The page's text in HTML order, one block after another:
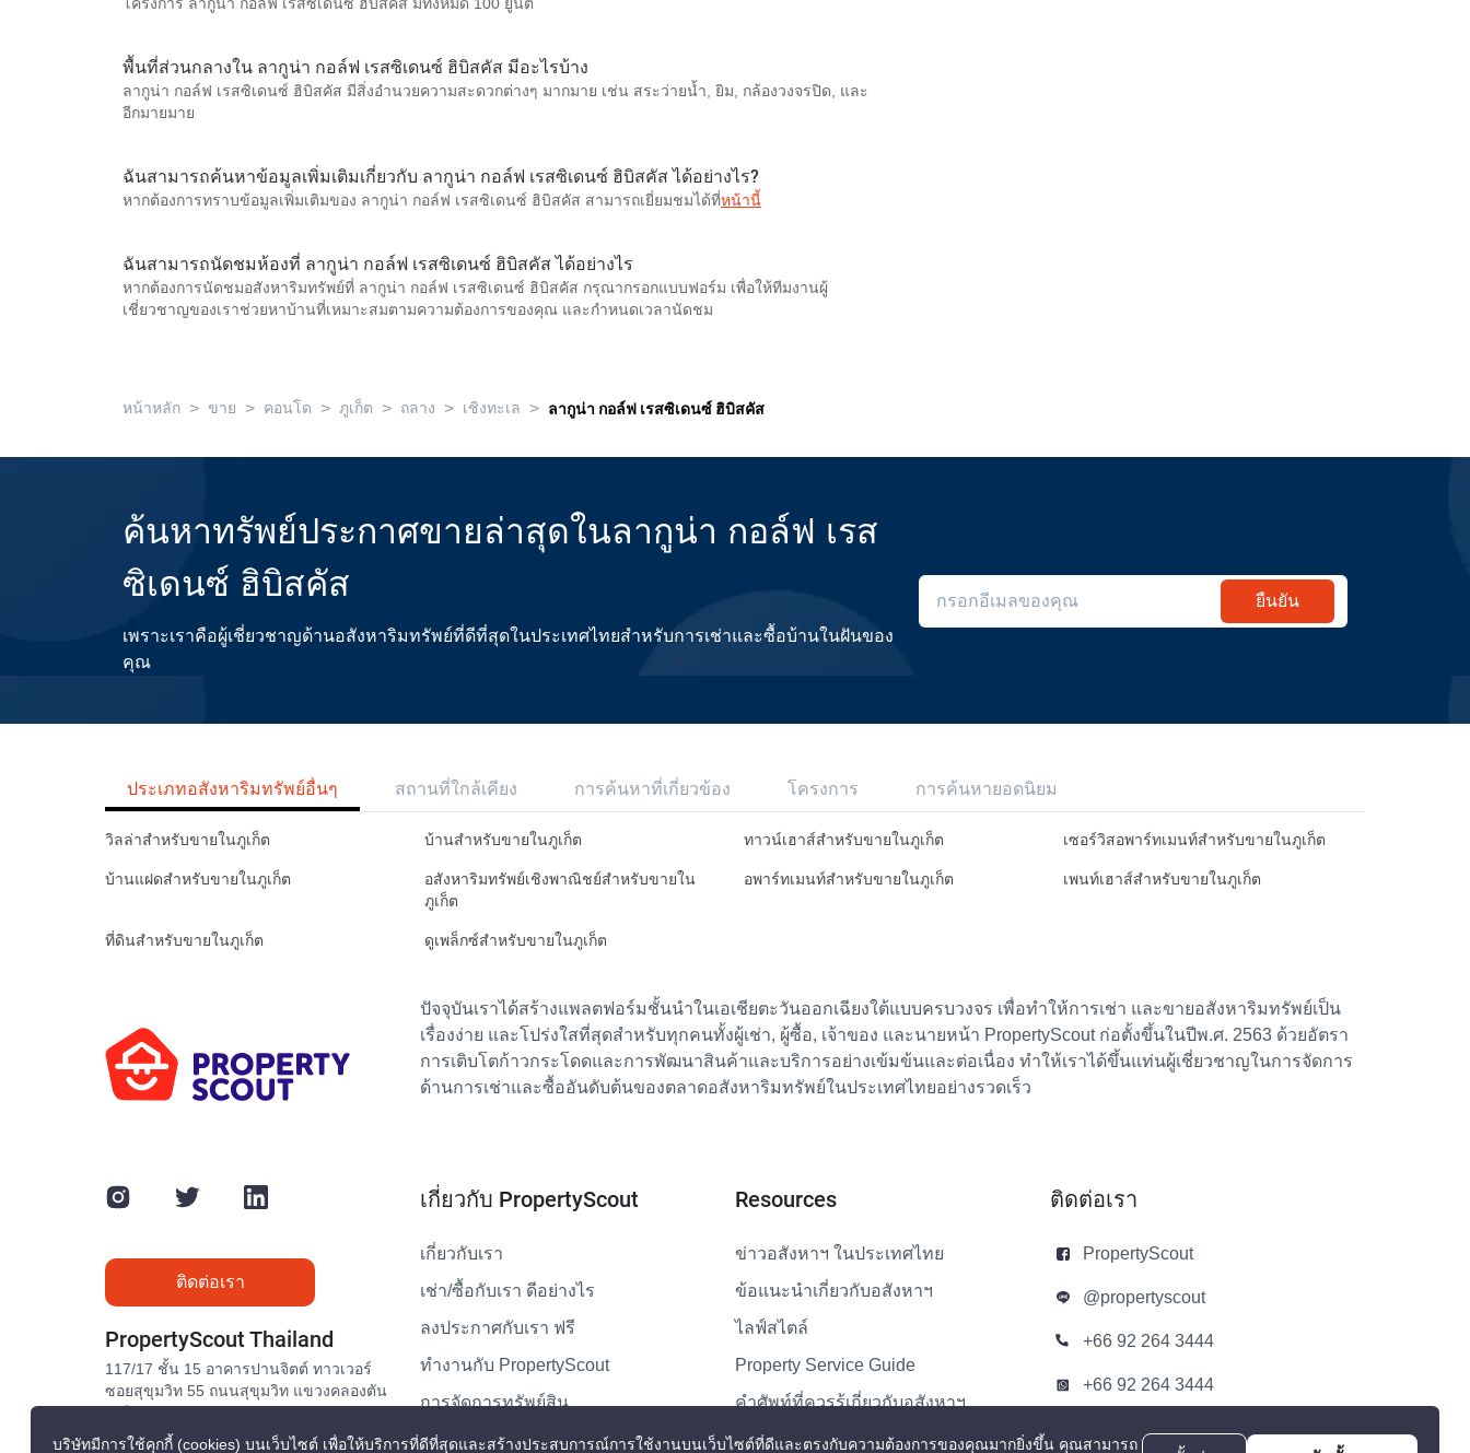
โครงการ ลากูน่า กอล์ฟ เรสซิเดนซ์ ฮิบิสคัส มีทั้งหมด 100 ยูนิต
พื้นที่ส่วนกลางใน ลากูน่า กอล์ฟ เรสซิเดนซ์ ฮิบิสคัส มีอะไรบ้าง
ลากูน่า กอล์ฟ เรสซิเดนซ์ ฮิบิสคัส มีสิ่งอำนวยความสะดวกต่างๆ มากมาย เช่น สระว่ายน้ำ, ยิม, กล้องวงจรปิด, และ
อีกมายมาย
ฉันสามารถค้นหาข้อมูลเพิ่มเติมเกี่ยวกับ ลากูน่า กอล์ฟ เรสซิเดนซ์ ฮิบิสคัส ได้อย่างไร?
หากต้องการทราบข้อมูลเพิ่มเติมของ ลากูน่า กอล์ฟ เรสซิเดนซ์ ฮิบิสคัส สามารถเยี่ยมชมได้ที่หน้านี้
ฉันสามารถนัดชมห้องที่ ลากูน่า กอล์ฟ เรสซิเดนซ์ ฮิบิสคัส ได้อย่างไร
หากต้องการนัดชมอสังหาริมทรัพย์ที่ ลากูน่า กอล์ฟ เรสซิเดนซ์ ฮิบิสคัส กรุณากรอกแบบฟอร์ม เพื่อให้ทีมงานผู้
เชี่ยวชาญของเราช่วยหาบ้านที่เหมาะสมตามความต้องการของคุณ และกำหนดเวลานัดชม
หน้าหลัก > ขาย > คอนโด > ภูเก็ต > ถลาง > เชิงทะเล > ลากูน่า กอล์ฟ เรสซิเดนซ์ ฮิบิสคัส
ค้นหาทรัพย์ประกาศขายล่าสุดในลากูน่า กอล์ฟ เรส
ซิเดนซ์ ฮิบิสคัส
เพราะเราคือผู้เชี่ยวชาญด้านอสังหาริมทรัพย์ที่ดีที่สุดในประเทศไทยสำหรับการเช่าและซื้อบ้านในฝันของ
คุณ
ยืนยัน
ประเภทอสังหาริมทรัพย์อื่นๆ สถานที่ใกล้เคียง การค้นหาที่เกี่ยวข้อง โครงการ การค้นหายอดนิยม
วิลล่าสำหรับขายในภูเก็ต บ้านสำหรับขายในภูเก็ต ทาวน์เฮาส์สำหรับขายในภูเก็ต เซอร์วิสอพาร์ทเมนท์สำหรับขายในภูเก็ต
บ้านแฝดสำหรับขายในภูเก็ต
อสังหาริมทรัพย์เชิงพาณิชย์สำหรับขายใน
ภูเก็ต
อพาร์ทเมนท์สำหรับขายในภูเก็ต เพนท์เฮาส์สำหรับขายในภูเก็ต
ที่ดินสำหรับขายในภูเก็ต ดูเพล็กซ์สำหรับขายในภูเก็ต
ปัจจุบันเราได้สร้างแพลตฟอร์มชั้นนำในเอเชียตะวันออกเฉียงใต้แบบครบวงจร เพื่อทำให้การเช่า และขายอสังหาริมทรัพย์เป็น
เรื่องง่าย และโปร่งใสที่สุดสำหรับทุกคนทั้งผู้เช่า, ผู้ซื้อ, เจ้าของ และนายหน้า PropertyScout ก่อตั้งขึ้นในปีพ.ศ. 2563 ด้วยอัตรา
การเติบโตก้าวกระโดดและการพัฒนาสินค้าและบริการอย่างเข้มข้นและต่อเนื่อง ทำให้เราได้ขึ้นแท่นผู้เชี่ยวชาญในการจัดการ
ด้านการเช่าและซื้ออันดับต้นของตลาดอสังหาริมทรัพย์ในประเทศไทยอย่างรวดเร็ว
ติดต่อเรา
PropertyScout Thailand
117/17 ชั้น 15 อาคารปานจิตต์ ทาวเวอร์
ซอยสุขุมวิท 55 ถนนสุขุมวิท แขวงคลองตัน
เกี่ยวกับ PropertyScout
เกี่ยวกับเรา
เช่า/ซื้อกับเรา ดีอย่างไร
ลงประกาศกับเรา ฟรี
ทำงานกับ PropertyScout
การจัดการทรัพย์สิน
ติดต่อเรา
Resources
ข่าวอสังหาฯ ในประเทศไทย
ข้อแนะนำเกี่ยวกับอสังหาฯ
ไลฟ์สไตล์
Property Service Guide
คำศัพท์ที่ควรรู้เกี่ยวกับอสังหาฯ
แผนผังเว็บไซต์
ติดต่อเรา
PropertyScout
@propertyscout
+66 92 264 3444
+66 92 264 3444
contact@propertyscout.co.th
บริษัทมีการใช้คุกกี้ (cookies) บนเว็บไซต์ เพื่อให้บริการที่ดีที่สุดและสร้างประสบการณ์การใช้งานบนเว็บไซต์ที่ดีและตรงกับความต้องการของคุณมากยิ่งขึ้น คุณสามารถ